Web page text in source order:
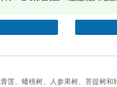
莲、蟠桃树、人参果树、菩提树